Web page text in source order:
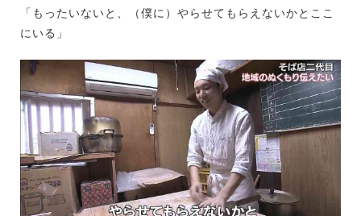
「もったいないと、（僕に）やらせてもらえないかとここ
にいる」